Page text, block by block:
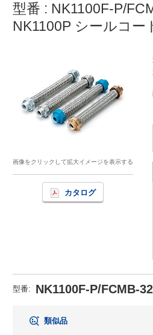
型番 : NK1100F-P/
NK1100P シールコ
画像をクリックして拡大イメージを表示する
カタログ
型番: NK1100F-P/FCMB-
類似品